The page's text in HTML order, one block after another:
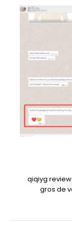
qiqiyg
gros de